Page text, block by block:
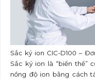
Sắc ký ion CIC-D100 –
Sắc ký ion là “biển thể”
nồng độ ion bằng cách